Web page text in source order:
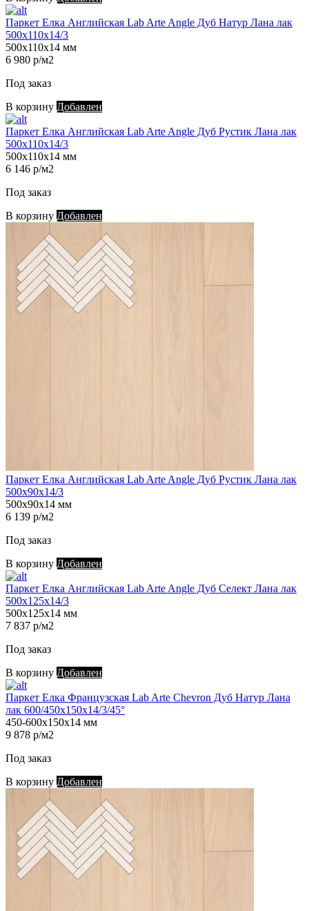
Паркет Елка Английская Lab Arte Angle Дуб Натур Лана лак
500х110х14/3
500х110х14 мм
6 980 р/м2
Под заказ
В корзину Добавлен
Паркет Елка Английская Lab Arte Angle Дуб Рустик Лана лак
500х110х14/3
500х110х14 мм
6 146 р/м2
Под заказ
В корзину Добавлен
Паркет Елка Английская Lab Arte Angle Дуб Рустик Лана лак
500х90х14/3
500х90х14 мм
6 139 р/м2
Под заказ
В корзину Добавлен
Паркет Елка Английская Lab Arte Angle Дуб Селект Лана лак
500х125х14/3
500х125х14 мм
7 837 р/м2
Под заказ
В корзину Добавлен
Паркет Елка Французская Lab Arte Chevron Дуб Натур Лана
лак 600/450х150х14/3/45°
450-600х150х14 мм
9 878 р/м2
Под заказ
В корзину Добавлен